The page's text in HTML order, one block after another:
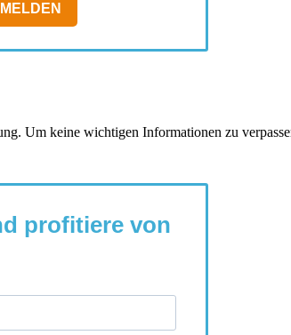
Um keine wichtigen Informationen zu
profitiere von